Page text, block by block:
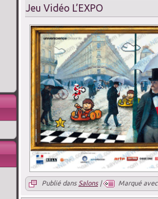
Jeu Vidéo L’EXPO
Publié dans Salons| Marqué avec